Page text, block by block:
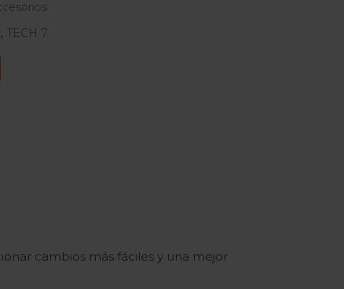
, TECH 7
cambios más fáciles y una mejor